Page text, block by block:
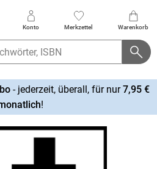
Konto Merkzettel Warenkorb
- jederzeit, überall, für nur7,95 €
!